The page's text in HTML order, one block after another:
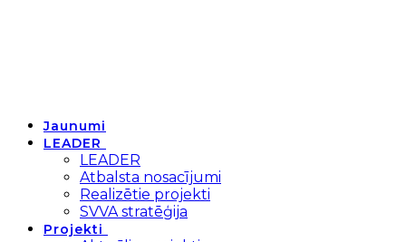
Jaunumi
LEADER
LEADER
Atbalsta nosacījumi
Realizētie projekti
SVVA stratēģija
Projekti